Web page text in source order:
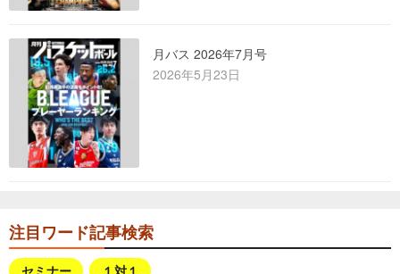
月バス 2026年7月号
2026年5月23日
注目ワード記事検索
セミナー １対１